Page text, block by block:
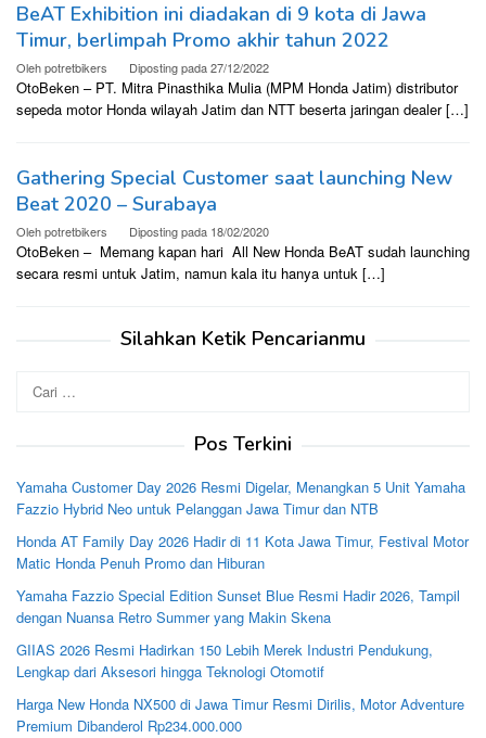
BeAT Exhibition ini diadakan di 9 kota di Jawa
Timur, berlimpah Promo akhir tahun 2022
Olehpotretbikers Diposting pada27/12/2022
OtoBeken – PT. Mitra Pinasthika Mulia (MPM Honda Jatim) distributor
sepeda motor Honda wilayah Jatim dan NTT beserta jaringan dealer […]
Gathering Special Customer saat launching New
Beat 2020 – Surabaya
Olehpotretbikers Diposting pada 18/02/2020
OtoBeken – Memang kapan hari All New Honda BeAT sudah launching
secara resmi untuk Jatim, namun kala itu hanya untuk […]
Silahkan Ketik Pencarianmu
untuk:
Pos Terkini
Yamaha Customer Day 2026 Resmi Digelar, Menangkan 5 Unit Yamaha
Fazzio Hybrid Neo untuk Pelanggan Jawa Timur dan NTB
Honda AT Family Day 2026 Hadir di 11 Kota Jawa Timur, Festival Motor
Matic Honda Penuh Promo dan Hiburan
Yamaha Fazzio Special Edition Sunset Blue Resmi Hadir 2026, Tampil
dengan Nuansa Retro Summer yang Makin Skena
GIIAS 2026 Resmi Hadirkan 150 Lebih Merek Industri Pendukung,
Lengkap dari Aksesori hingga Teknologi Otomotif
Harga New Honda NX500 di Jawa Timur Resmi Dirilis, Motor Adventure
Premium Dibanderol Rp234.000.000